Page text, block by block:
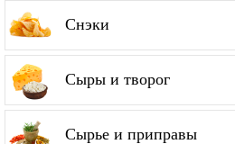
Снэки
Сыры и творог
Сырье и приправы